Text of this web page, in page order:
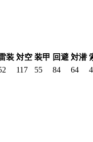
装 対空 装甲 回避 対潜
117 55 84 64